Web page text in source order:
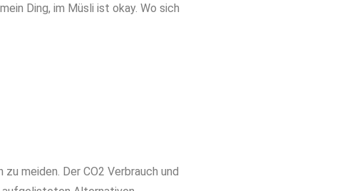
Ding, im Müsli ist okay. Wo sich
meiden. Der CO2 Verbrauch und